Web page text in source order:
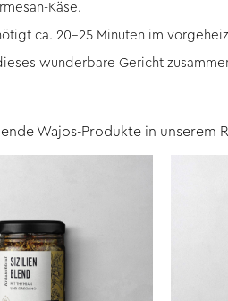
Käse.
ca. 20-25 Minuten im
wunderbare Gericht
Wajos-Produkte in unserem